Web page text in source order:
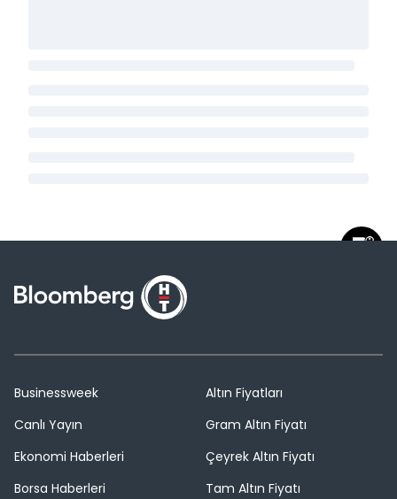
Businessweek
Canlı Yayın
Ekonomi Haberleri
Borsa Haberleri
Altın Fiyatları
Gram Altın Fiyatı
Çeyrek Altın Fiyatı
Tam Altın Fiyatı